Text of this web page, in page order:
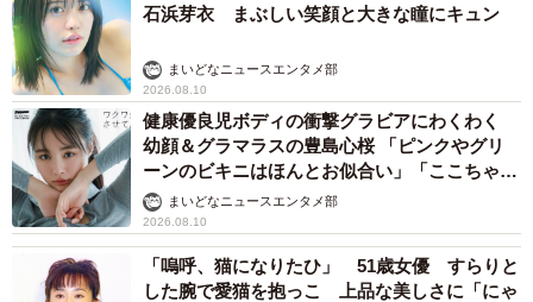
石浜芽衣 まぶしい笑顔と大きな瞳にキュン
まいどなニュースエンタメ部
2026.08.10
健康優良児ボディの衝撃グラビアにわくわく
幼顔＆グラマラスの豊島心桜 「ピンクやグリ
ーンのビキニはほんとお似合い」「ここちゃん
天使 また可愛くなった」
まいどなニュースエンタメ部
2026.08.10
「嗚呼、猫になりたひ」 51歳女優 すらりと
した腕で愛猫を抱っこ 上品な美しさに「にゃ